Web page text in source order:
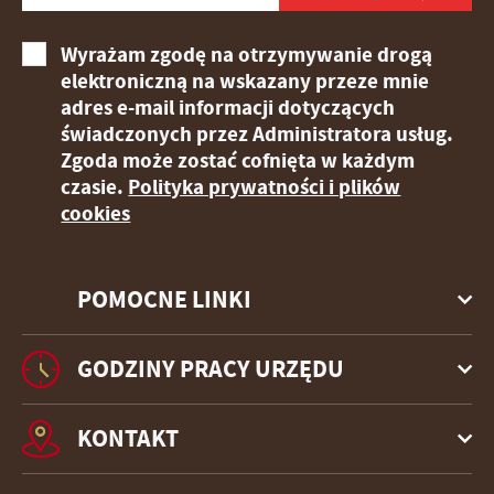
POMOCNE LINKI
Wyrażam zgodę na otrzymywanie drogą
elektroniczną na wskazany przeze mnie
adres e-mail informacji dotyczących
świadczonych przez Administratora usług.
Zgoda może zostać cofnięta w każdym
czasie. Polityka prywatności i plików
cookies
GODZINY PRACY URZĘDU
KONTAKT
stronach podmiotów trzecich lub firm będących naszymi
w charakterze pośredników prezentujących nasze treści w
postaci wiadomości, ofert, komunikatów mediów
społecznościowych.